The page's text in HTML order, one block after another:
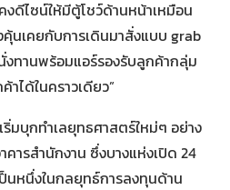
งดีไซน์ให้มีตู้โชว์ด้านหน้าเหมือน
นเคยกับการเดินมาสั่งแบบ grab
ทานพร้อมแอร์รองรับลูกค้ากลุ่ม
ได้ในคราวเดียว”
มบุกทำเลยุทธศาสตร์ใหม่ๆ อย่าง
ารสำนักงาน ซึ่งบางแห่งเปิด 24
นหนึ่งในกลยุทธ์การลงทุนด้าน